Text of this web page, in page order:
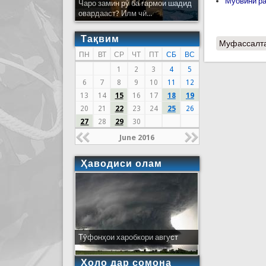
Чаро замин рӯ ба гармои шадид
овардааст? Илм чӣ...
Тақвим
ПН ВТ СР ЧТ ПТ СБ
ВС
1
2 3 4
5
6
7 8 9 10 11
12
13
14 15 16 17 18
19
20
21 22 23 24 25
26
27
28 29 30
June 2016
Ҳаводиси олам
Тӯфонҳои харобкори август
Ҳоло дар сомона